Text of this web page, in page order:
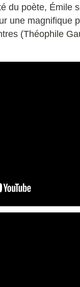
du poète, Émile
une magnifique
(Théophile